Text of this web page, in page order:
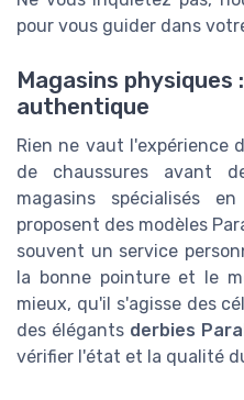
pour vous guider dans
Magasins physiques
authentique
Rien ne vaut l'expérience
de chaussures avant
magasins spécialisés
proposent des modèles
souvent un service
la bonne pointure et le
mieux, qu'il s'agisse des
des élégants derbies
vérifier l'état et la qualité